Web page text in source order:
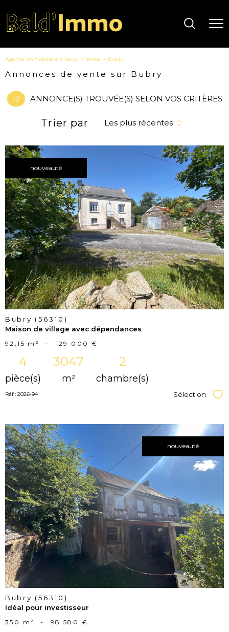
Agence immobilière à Baud Vente Bubry
Annonces de vente sur Bubry
12 ANNONCE(S) TROUVÉE(S) SELON VOS CRITÈRES
Trier par Les plus récentes
nouveauté
voir le
bien
Bubry (56310)
Maison de village avec dépendances
92,15 m² - 129 000 €
4
pièce(s)
3047
m²
2
chambre(s)
Réf : 2026-94 Sélection
nouveauté
voir le
bien
Bubry (56310)
Idéal pour investisseur
350 m² - 98 580 €